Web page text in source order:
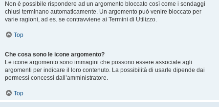
Non è possibile rispondere ad un argomento bloccato così come i sondaggi
chiusi terminano automaticamente. Un argomento può venire bloccato per
varie ragioni, ad es. se contravviene ai Termini di Utilizzo.
Top
Che cosa sono le icone argomento?
Le icone argomento sono immagini che possono essere associate agli
argomenti per indicare il loro contenuto. La possibilità di usarle dipende dai
permessi concessi dall’amministratore.
Top